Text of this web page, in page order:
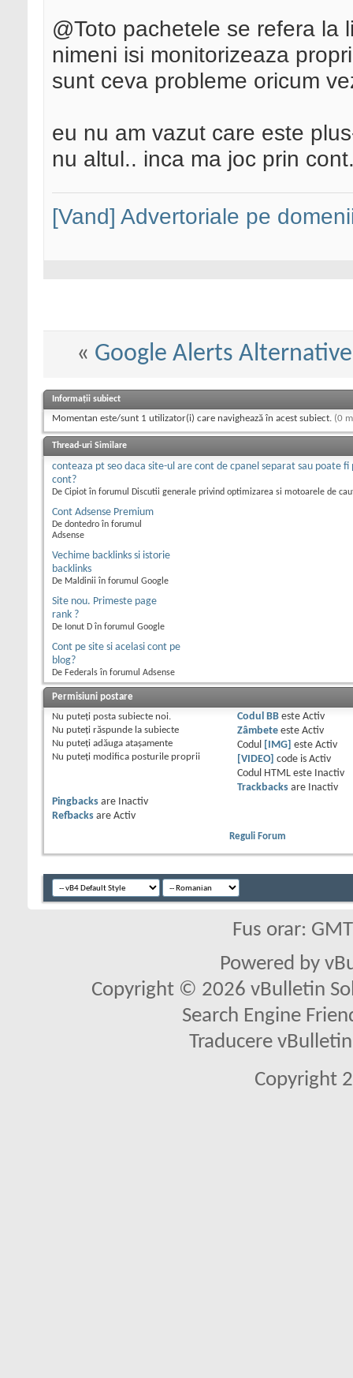
@Toto pachetele se refera la
nimeni isi monitorizeaza
sunt ceva probleme oricum
eu nu am vazut care este
nu altul.. inca ma joc prin
[Vand] Advertoriale pe
« Google Alerts Alternative
Informații subiect
Momentan este/sunt 1 utilizator(i) care navighează în acest subiect. (0
Thread-uri Similare
conteaza pt seo daca site-ul are cont de cpanel separat sau poate fi
cont?
De Cipiot în forumul Discutii generale privind optimizarea si motoarele de
Cont Adsense Premium
De dontedro în forumul
Adsense
Vechime backlinks si istorie
backlinks
De Maldinii în forumul Google
Site nou. Primeste page
rank ?
De Ionut D în forumul Google
Cont pe site si acelasi cont pe
blog?
De Federals în forumul Adsense
Permisiuni postare
Nu puteţi posta subiecte noi.
Nu puteţi răspunde la subiecte
Nu puteţi adăuga ataşamente
Nu puteţi modifica posturile proprii
Codul BBeste Activ
Zâmbeteeste Activ
Codul
[IMG] este Activ
[VIDEO] code is Activ
Codul HTML este
Inactiv
Trackbacksare
Inactiv
Pingbacks are
Inactiv
Refbacks are Activ
Reguli Forum
Fus orar:
Powered by
Copyright © 2026 vBulletin
Search Engine
Traducere
Copyright